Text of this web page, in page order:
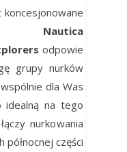
koncesjonowane
Nautica
odpowie
grupy nurków
dla Was
idealną na tego
nurkowania
północnej części